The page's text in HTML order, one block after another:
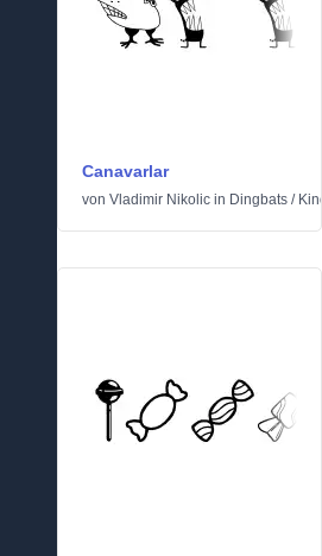
Canavarlar
von Vladimir Nikolic in Dingbats /